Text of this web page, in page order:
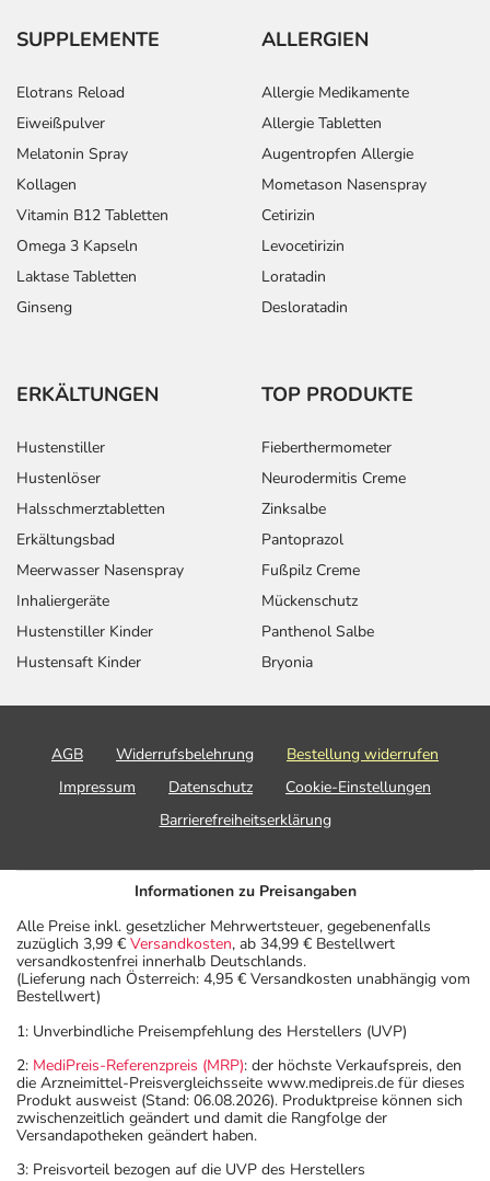
SUPPLEMENTE
Elotrans Reload
Eiweißpulver
Melatonin Spray
Kollagen
Vitamin B12 Tabletten
Omega 3 Kapseln
Laktase Tabletten
Ginseng
ALLERGIEN
Allergie Medikamente
Allergie Tabletten
Augentropfen Allergie
Mometason Nasenspray
Cetirizin
Levocetirizin
Loratadin
Desloratadin
ERKÄLTUNGEN
Hustenstiller
Hustenlöser
Halsschmerztabletten
Erkältungsbad
Meerwasser Nasenspray
Inhaliergeräte
Hustenstiller Kinder
Hustensaft Kinder
TOP PRODUKTE
Fieberthermometer
Neurodermitis Creme
Zinksalbe
Pantoprazol
Fußpilz Creme
Mückenschutz
Panthenol Salbe
Bryonia
AGB Widerrufsbelehrung
Bestellung widerrufen
Impressum
Datenschutz
Cookie-Einstellungen
Barrierefreiheitserklärung
Informationen zu Preisangaben
Alle Preise inkl. gesetzlicher Mehrwertsteuer, gegebenenfalls
zuzüglich 3,99 € Versandkosten, ab 34,99 € Bestellwert
versandkostenfrei innerhalb Deutschlands.
(Lieferung nach Österreich: 4,95 € Versandkosten unabhängig vom
Bestellwert)
1: Unverbindliche Preisempfehlung des Herstellers (UVP)
2: MediPreis-Referenzpreis (MRP): der höchste Verkaufspreis, den
die Arzneimittel-Preisvergleichsseite www.medipreis.de für dieses
Produkt ausweist (Stand: 06.08.2026). Produktpreise können sich
zwischenzeitlich geändert und damit die Rangfolge der
Versandapotheken geändert haben.
3: Preisvorteil bezogen auf die UVP des Herstellers